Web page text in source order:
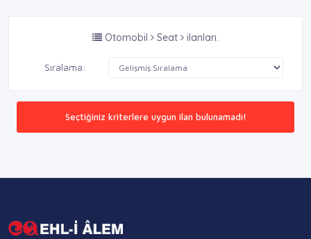
Otomobil Seat ilanları.
Sıralama:
Seçtiğiniz kriterlere uygun ilan bulunamadı!